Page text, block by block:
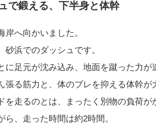
で鍛える、下半身と体幹
岸へ向かいました。
砂浜でのダッシュです。
に足元が沈み込み、地面を蹴った力が
張る筋力と、体のブレを抑える体幹が
を走るのとは、まったく別物の負荷が
ら、走った時間は約2時間。